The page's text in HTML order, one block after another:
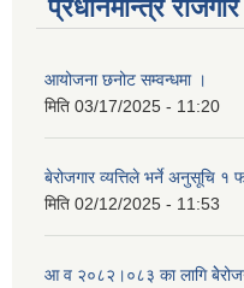
प्रधानमन्त्रि
आयोजना छनोट सम्वन्धमा ।
मिति 03/17/2025 - 11:20
बेरोजगार व्यत्तिले भर्ने अनुसूचि १
मिति 02/12/2025 - 11:53
आ व २०८२।०८३ का लागि